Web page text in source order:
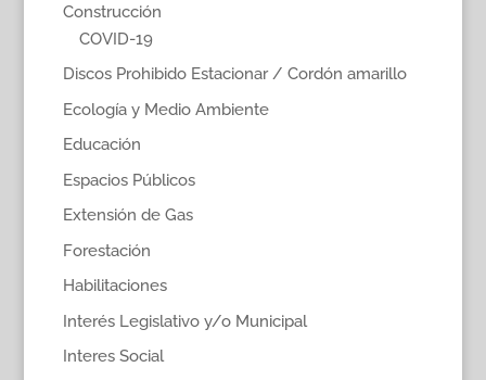
Construcción
COVID-19
Discos Prohibido Estacionar / Cordón amarillo
Ecología y Medio Ambiente
Educación
Espacios Públicos
Extensión de Gas
Forestación
Habilitaciones
Interés Legislativo y/o Municipal
Interes Social